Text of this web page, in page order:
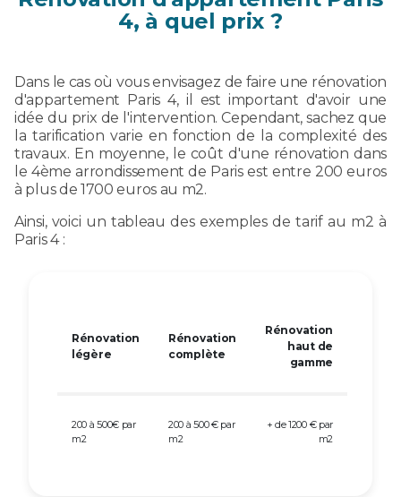
4, à quel prix ?
Dans le cas où vous envisagez de faire une rénovation
d'appartement Paris 4, il est important d'avoir une
idée du prix de l'intervention. Cependant, sachez que
la tarification varie en fonction de la complexité des
travaux. En moyenne, le coût d'une rénovation dans
le 4ème arrondissement de Paris est entre 200 euros
à plus de 1700 euros au m2.
Ainsi, voici un tableau des exemples de tarif au m2 à
Paris 4 :
Rénovation
légère
Rénovation
complète
Rénovation
haut de
gamme
200 à 500€ par
m2
200 à 500 € par
m2
+ de 1200 € par
m2